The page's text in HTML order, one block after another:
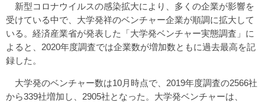
新型コロナウイルスの感染拡大により、多くの企業が影響を
受けている中で、大学発祥のベンチャー企業が順調に拡大して
いる。経済産業省が発表した「大学発ベンチャー実態調査」に
よると、2020年度調査では企業数が増加数ともに過去最高を記
録した。
大学発のベンチャー数は10月時点で、2019年度調査の2566社
から339社増加し、2905社となった。大学発ベンチャーは、